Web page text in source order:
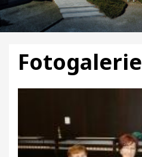
Fotogalerie